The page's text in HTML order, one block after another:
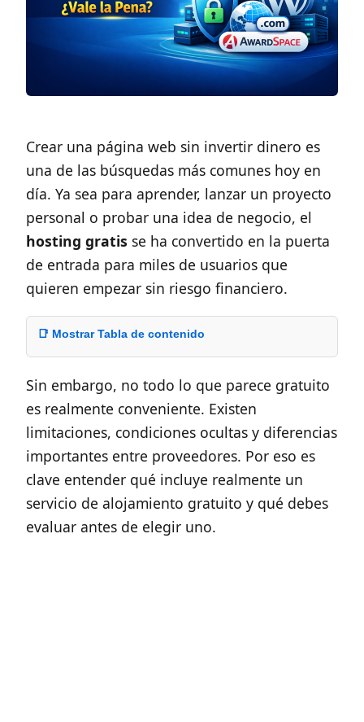
Crear una página web sin invertir dinero es
una de las búsquedas más comunes hoy en
día. Ya sea para aprender, lanzar un proyecto
personal o probar una idea de negocio, el
hosting gratis se ha convertido en la puerta
de entrada para miles de usuarios que
quieren empezar sin riesgo financiero.
📑 Mostrar Tabla de contenido
Sin embargo, no todo lo que parece gratuito
es realmente conveniente. Existen
limitaciones, condiciones ocultas y diferencias
importantes entre proveedores. Por eso es
clave entender qué incluye realmente un
servicio de alojamiento gratuito y qué debes
evaluar antes de elegir uno.